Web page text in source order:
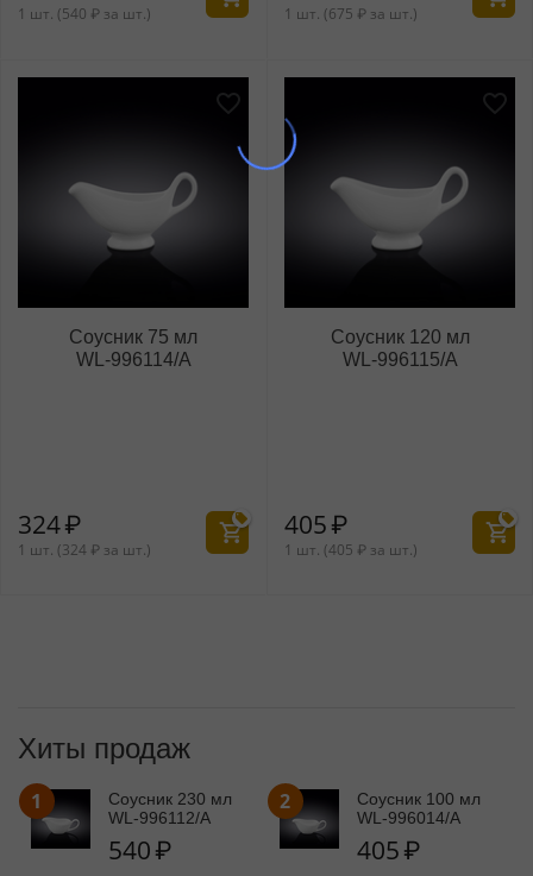
1 шт. (540 ₽ за шт.) 1 шт. (675 ₽ за шт.)
Соусник 75 мл
WL‑996114/A
324₽
1 шт. (324 ₽ за шт.)
Соусник 120 мл
WL‑996115/A
405₽
1 шт. (405 ₽ за шт.)
Хиты продаж
1
Соусник 230 мл
WL‑996112/A
540₽
2
Соусник 100 мл
WL‑996014/A
405₽